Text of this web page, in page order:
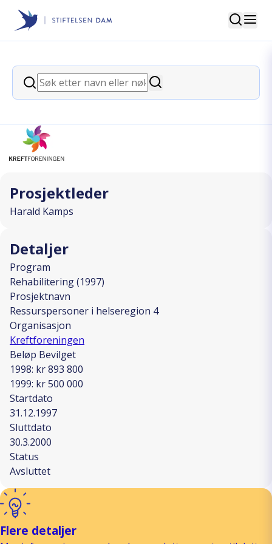
Stiftelsen Dam
Søk
Søk
Søk
back
Ressurspersoner i helseregion 4
Prosjektleder
Harald Kamps
Detaljer
Program
Rehabilitering (1997)
Prosjektnavn
Ressurspersoner i helseregion 4
Organisasjon
Kreftforeningen
Beløp Bevilget
1998: kr 893 800
1999: kr 500 000
Startdato
31.12.1997
Sluttdato
30.3.2000
Status
Avsluttet
Flere detaljer